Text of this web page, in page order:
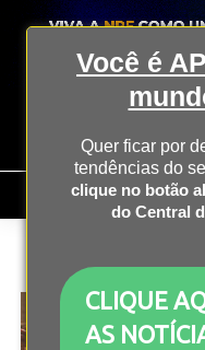
Você é
Quer ficar por
tendências do
clique no botão
do Central
CLIQUE
AS
All posts
ECONOMIA
Reputação
compra,